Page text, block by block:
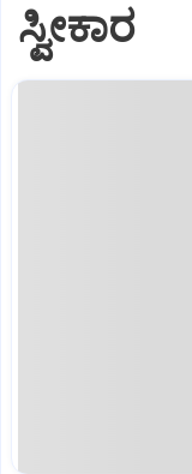
ಸ್ವೀಕಾರ